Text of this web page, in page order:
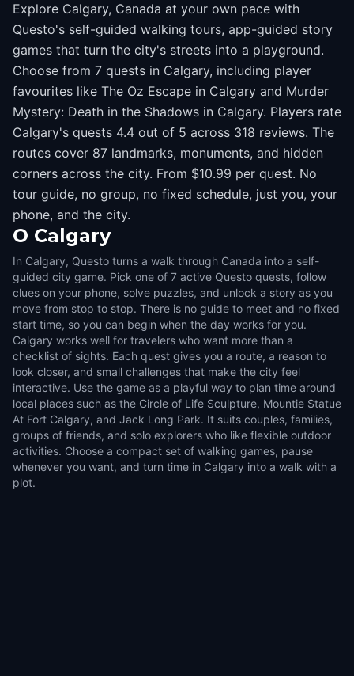
Explore Calgary, Canada at your own pace with
Questo's self-guided walking tours, app-guided story
games that turn the city's streets into a playground.
Choose from 7 quests in Calgary, including player
favourites like The Oz Escape in Calgary and Murder
Mystery: Death in the Shadows in Calgary. Players rate
Calgary's quests 4.4 out of 5 across 318 reviews. The
routes cover 87 landmarks, monuments, and hidden
corners across the city. From $10.99 per quest. No
tour guide, no group, no fixed schedule, just you, your
phone, and the city.
O Calgary
In Calgary, Questo turns a walk through Canada into a self-
guided city game. Pick one of 7 active Questo quests, follow
clues on your phone, solve puzzles, and unlock a story as you
move from stop to stop. There is no guide to meet and no fixed
start time, so you can begin when the day works for you.
Calgary works well for travelers who want more than a
checklist of sights. Each quest gives you a route, a reason to
look closer, and small challenges that make the city feel
interactive. Use the game as a playful way to plan time around
local places such as the Circle of Life Sculpture, Mountie Statue
At Fort Calgary, and Jack Long Park. It suits couples, families,
groups of friends, and solo explorers who like flexible outdoor
activities. Choose a compact set of walking games, pause
whenever you want, and turn time in Calgary into a walk with a
plot.